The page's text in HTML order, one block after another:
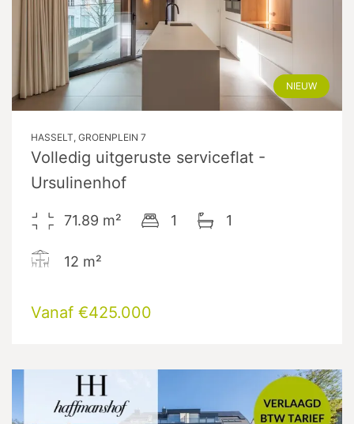
NIEUW
HASSELT, GROENPLEIN 7
Volledig uitgeruste serviceflat -
Ursulinenhof
71.89 m² 1 1
12 m²
Vanaf €425.000